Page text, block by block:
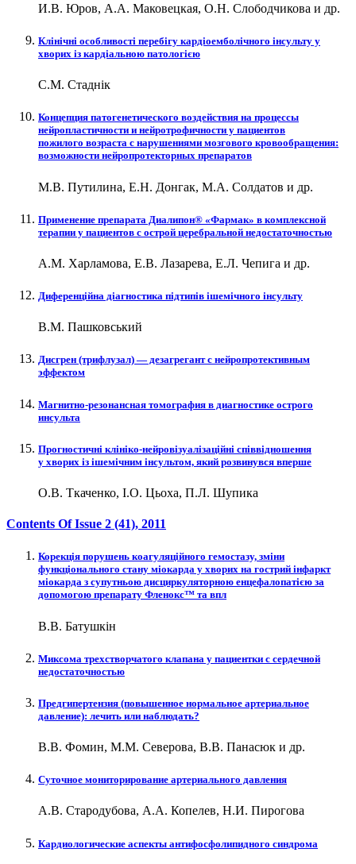
И.В. Юров, А.А. Маковецкая, О.Н. Слободчикова и др.
Клінічні особливості перебігу кардіоемболічного інсульту у
хворих із кардіальною патологією
С.М. Стаднік
Концепция патогенетического воздействия на процессы
нейропластичности и нейротрофичности у пациентов
пожилого возраста с нарушениями мозгового кровообращения:
возможности нейропротекторных препаратов
М.В. Путилина, Е.Н. Донгак, М.А. Солдатов и др.
Применение препарата Диалипон® «Фармак» в комплексной
терапии у пациентов с острой церебральной недостаточностью
А.М. Харламова, Е.В. Лазарева, Е.Л. Чепига и др.
Диференційна діагностика підтипів ішемічного інсульту
В.М. Пашковський
Дисгрен (трифлузал) — дезагрегант с нейропротективным
эффектом
Магнитно-резонансная томография в диагностике острого
инсульта
Прогностичні клініко-нейровізуалізаційні співвідношення
у хворих із ішемічним інсультом, який розвинувся вперше
О.В. Ткаченко, І.О. Цьоха, П.Л. Шупика
Contents Of Issue 2 (41), 2011
Корекція порушень коагуляційного гемостазу, зміни
функціонального стану міокарда у хворих на гострий інфаркт
міокарда з супутньою дисциркуляторною енцефалопатією за
допомогою препарату Фленокс™ та впл
В.В. Батушкін
Миксома трехстворчатого клапана у пациентки с сердечной
недостаточностью
Предгипертензия (повышенное нормальное артериальное
давление): лечить или наблюдать?
В.В. Фомин, М.М. Северова, В.В. Панасюк и др.
Суточное мониторирование артериального давления
А.В. Стародубова, А.А. Копелев, Н.И. Пирогова
Кардиологические аспекты антифосфолипидного синдрома